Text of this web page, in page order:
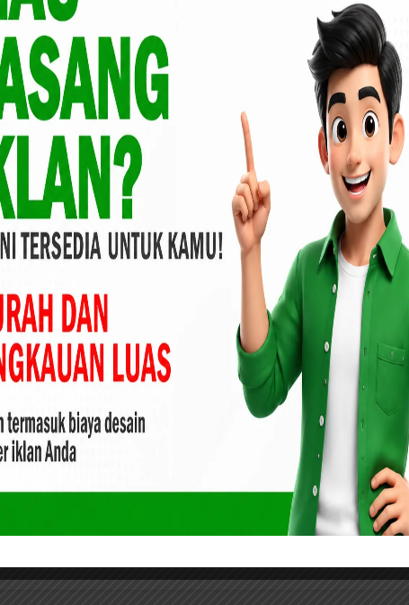
Kepala Daerah Labuhanbatu didatangi seorang
kebetulan berada disekolah itu dan menyampaikan
keinginan kuat anaknya ingin bersekolah di SMK Pemkab
bisa meneruskan cita-cita anaknya karena ketidak
tidak mampu), mendengar hal itu, sepontan Bupati
Sekolah SMK Pemkab Labuhanbatu agar menggratiskan si
di SMK Milik Pemkab Labuhanbatu dan
miskin atau tidak mampu dari Kelurahan Sigambal
B-3 DLH Labuhanbatu Serobot Tupoksi Kasi
Labuhanbatu putus bersekolah karena ketidak
Labuhanbatu akan menjamin dan bertanggungjawab
Konfercab Serentak PDI Perjuangan
Se-Sumatera Utara ZONA-III Di Hadiri
PLT Bupati Labuhanbatu